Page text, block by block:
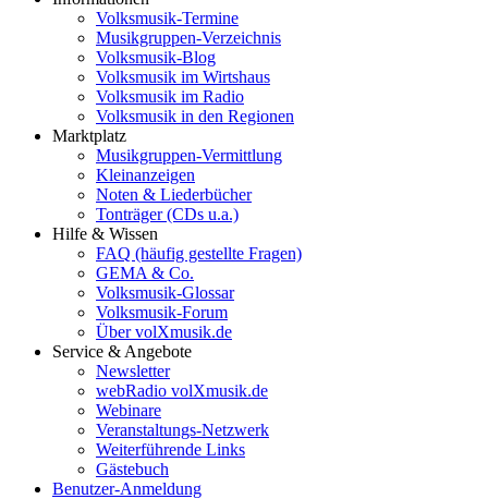
Volksmusik-Termine
Musikgruppen-Verzeichnis
Volksmusik-Blog
Volksmusik im Wirtshaus
Volksmusik im Radio
Volksmusik in den Regionen
Marktplatz
Musikgruppen-Vermittlung
Kleinanzeigen
Noten & Liederbücher
Tonträger (CDs u.a.)
Hilfe & Wissen
FAQ (häufig gestellte Fragen)
GEMA & Co.
Volksmusik-Glossar
Volksmusik-Forum
Über volXmusik.de
Service & Angebote
Newsletter
webRadio volXmusik.de
Webinare
Veranstaltungs-Netzwerk
Weiterführende Links
Gästebuch
Benutzer-Anmeldung